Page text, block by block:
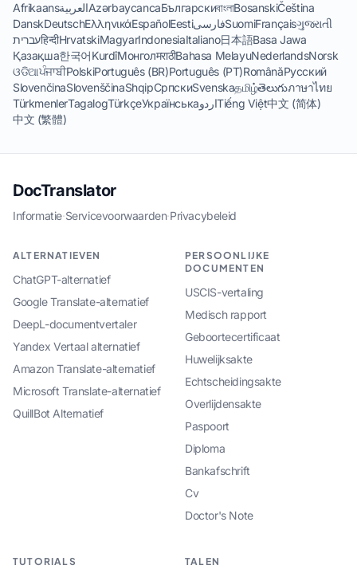
AfrikaansالعربيةAzərbaycancaБългарскиবাংলাBosanskiČeština
DanskDeutschΕλληνικάEspañolEestiفارسیSuomiFrançaisગુજરાતી
עבריתहिन्दीHrvatskiMagyarIndonesiaItaliano日本語Basa Jawa
Қазақша한국어KurdîМонголमराठीBahasa MelayuNederlandsNorsk
ଓଡିଆਪੰਜਾਬੀPolskiPortuguês (BR)Português (PT)RomânăРусский
SlovenčinaSlovenščinaShqipСрпскиSvenskaதமிழ்తెలుగుภาษาไทย
TürkmenlerTagalogTürkçeУкраїнськаاردوTiếng Việt中文 (简体)
中文 (繁體)
DocTranslator
Informatie·Servicevoorwaarden·Privacybeleid
ALTERNATIEVEN
ChatGPT-alternatief
Google Translate-alternatief
DeepL-documentvertaler
Yandex Vertaal alternatief
Amazon Translate-alternatief
Microsoft Translate-alternatief
QuillBot Alternatief
PERSOONLIJKE
DOCUMENTEN
USCIS-vertaling
Medisch rapport
Geboortecertificaat
Huwelijksakte
Echtscheidingsakte
Overlijdensakte
Paspoort
Diploma
Bankafschrift
Cv
Doctor's Note
TUTORIALS TALEN